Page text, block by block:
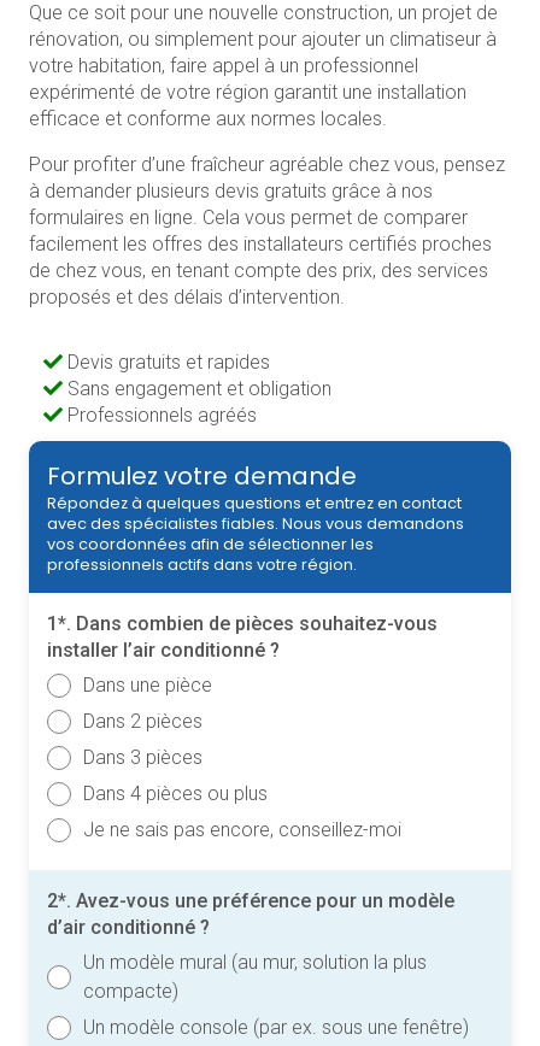
Que ce soit pour une nouvelle construction, un projet de
rénovation, ou simplement pour ajouter un climatiseur à
votre habitation, faire appel à un professionnel
expérimenté de votre région garantit une installation
efficace et conforme aux normes locales.
Pour profiter d’une fraîcheur agréable chez vous, pensez
à demander plusieurs devis gratuits grâce à nos
formulaires en ligne. Cela vous permet de comparer
facilement les offres des installateurs certifiés proches
de chez vous, en tenant compte des prix, des services
proposés et des délais d’intervention.
Devis gratuits et rapides
Sans engagement et obligation
Professionnels agréés
Formulez votre demande
Répondez à quelques questions et entrez en contact
avec des spécialistes fiables. Nous vous demandons
vos coordonnées afin de sélectionner les
professionnels actifs dans votre région.
1*. Dans combien de pièces souhaitez-vous
installer l’air conditionné ?
Dans une pièce
Dans 2 pièces
Dans 3 pièces
Dans 4 pièces ou plus
Je ne sais pas encore, conseillez-moi
2*. Avez-vous une préférence pour un modèle
d’air conditionné ?
Un modèle mural (au mur, solution la plus
compacte)
Un modèle console (par ex. sous une fenêtre)